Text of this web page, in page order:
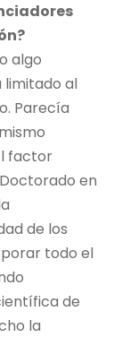
algo
limitado al
Parecía
factor
en
de los
todo el
de
la